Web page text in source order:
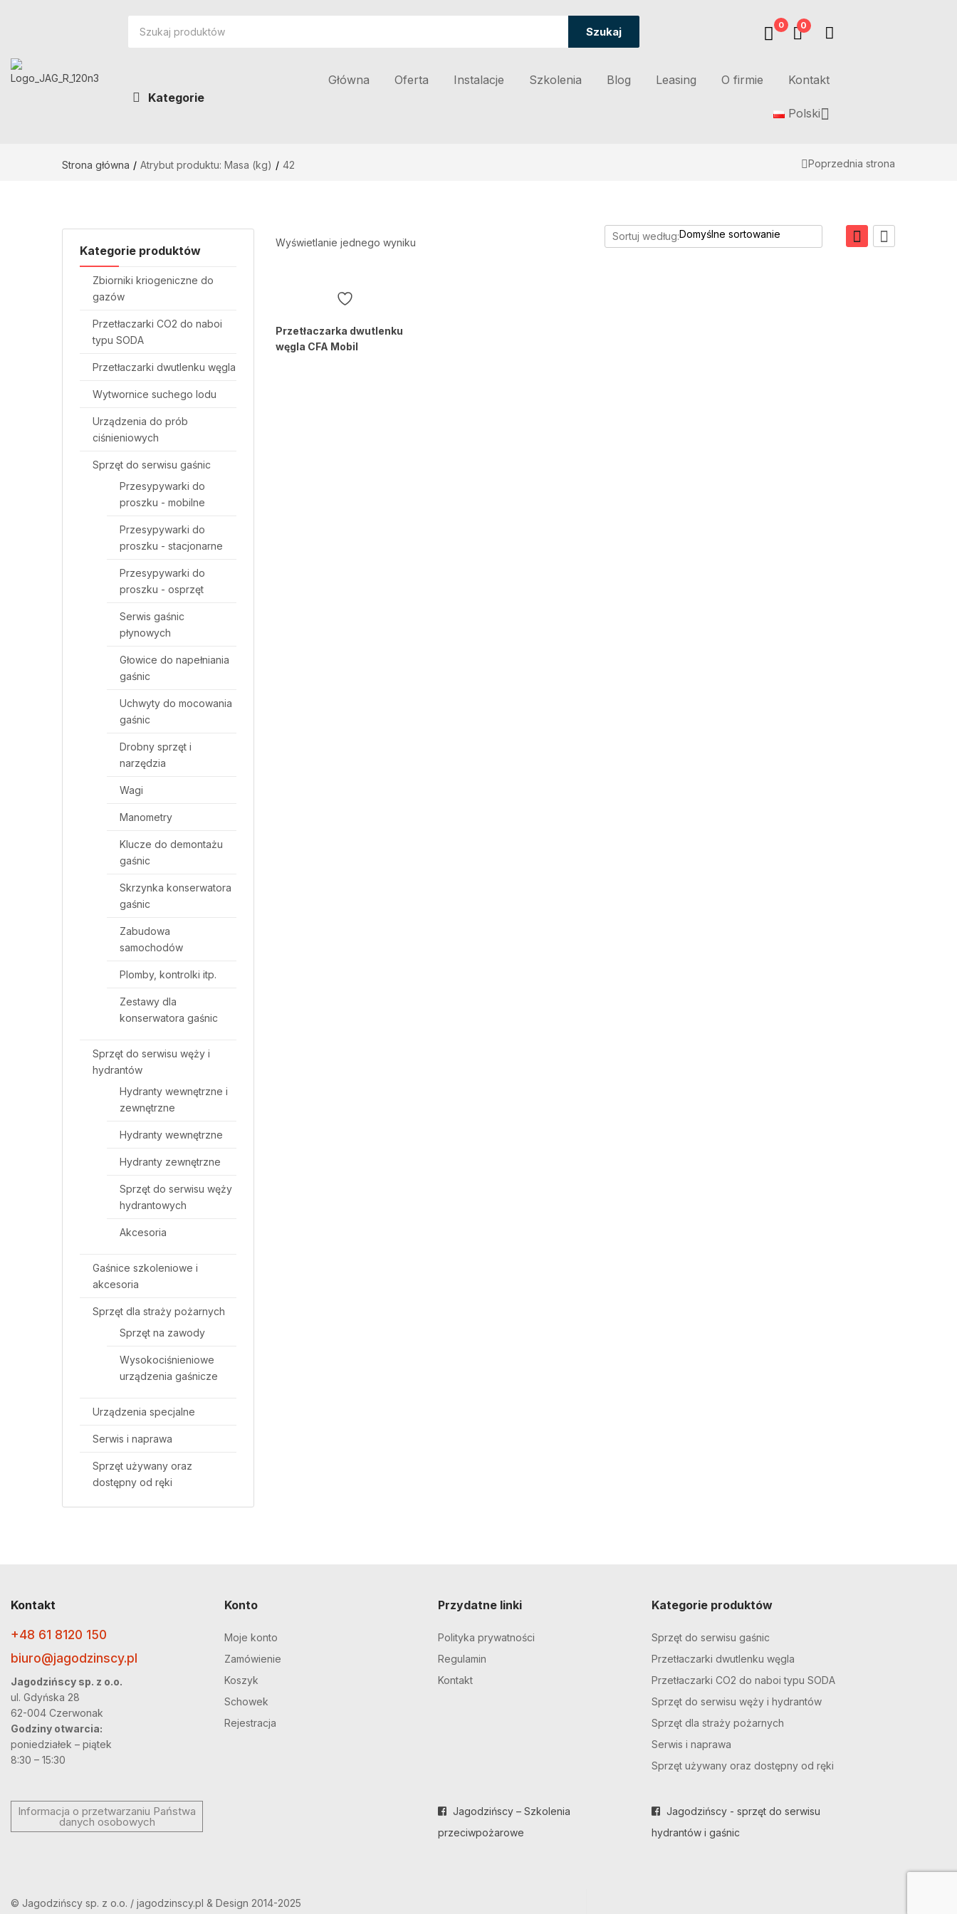
Szukaj 0 0
Kategorie
Główna Oferta Instalacje Szkolenia Blog Leasing O firmie Kontakt
Polski
Strona główna Atrybut produktu: Masa (kg) 42 Poprzednia strona
Kategorie produktów
Zbiorniki kriogeniczne do
gazów
Przetłaczarki CO2 do naboi
typu SODA
Przetłaczarki dwutlenku węgla
Wytwornice suchego lodu
Urządzenia do prób
ciśnieniowych
Sprzęt do serwisu gaśnic
Przesypywarki do
proszku - mobilne
Przesypywarki do
proszku - stacjonarne
Przesypywarki do
proszku - osprzęt
Serwis gaśnic
płynowych
Głowice do napełniania
gaśnic
Uchwyty do mocowania
gaśnic
Drobny sprzęt i
narzędzia
Wagi
Manometry
Klucze do demontażu
gaśnic
Skrzynka konserwatora
gaśnic
Zabudowa
samochodów
Plomby, kontrolki itp.
Zestawy dla
konserwatora gaśnic
Sprzęt do serwisu węży i
hydrantów
Hydranty wewnętrzne i
zewnętrzne
Hydranty wewnętrzne
Hydranty zewnętrzne
Sprzęt do serwisu węży
hydrantowych
Akcesoria
Gaśnice szkoleniowe i
akcesoria
Sprzęt dla straży pożarnych
Sprzęt na zawody
Wysokociśnieniowe
urządzenia gaśnicze
Urządzenia specjalne
Serwis i naprawa
Sprzęt używany oraz
dostępny od ręki
Wyświetlanie jednego wyniku
Sortuj według:
Przetłaczarka dwutlenku
węgla CFA Mobil
Kontakt
+48 61 8120 150
biuro@jagodzinscy.pl
Jagodzińscy sp. z o.o.
ul. Gdyńska 28
62-004 Czerwonak
Godziny otwarcia:
poniedziałek – piątek
8:30 – 15:30
Konto
Moje konto
Zamówienie
Koszyk
Schowek
Rejestracja
Przydatne linki
Polityka prywatności
Regulamin
Kontakt
Kategorie produktów
Sprzęt do serwisu gaśnic
Przetłaczarki dwutlenku węgla
Przetłaczarki CO2 do naboi typu SODA
Sprzęt do serwisu węży i hydrantów
Sprzęt dla straży pożarnych
Serwis i naprawa
Sprzęt używany oraz dostępny od ręki
Informacja o przetwarzaniu Państwa
danych osobowych
Jagodzińscy – Szkolenia
przeciwpożarowe
Jagodzińscy - sprzęt do serwisu
hydrantów i gaśnic
© Jagodzińscy sp. z o.o. / jagodzinscy.pl & Design 2014-2025